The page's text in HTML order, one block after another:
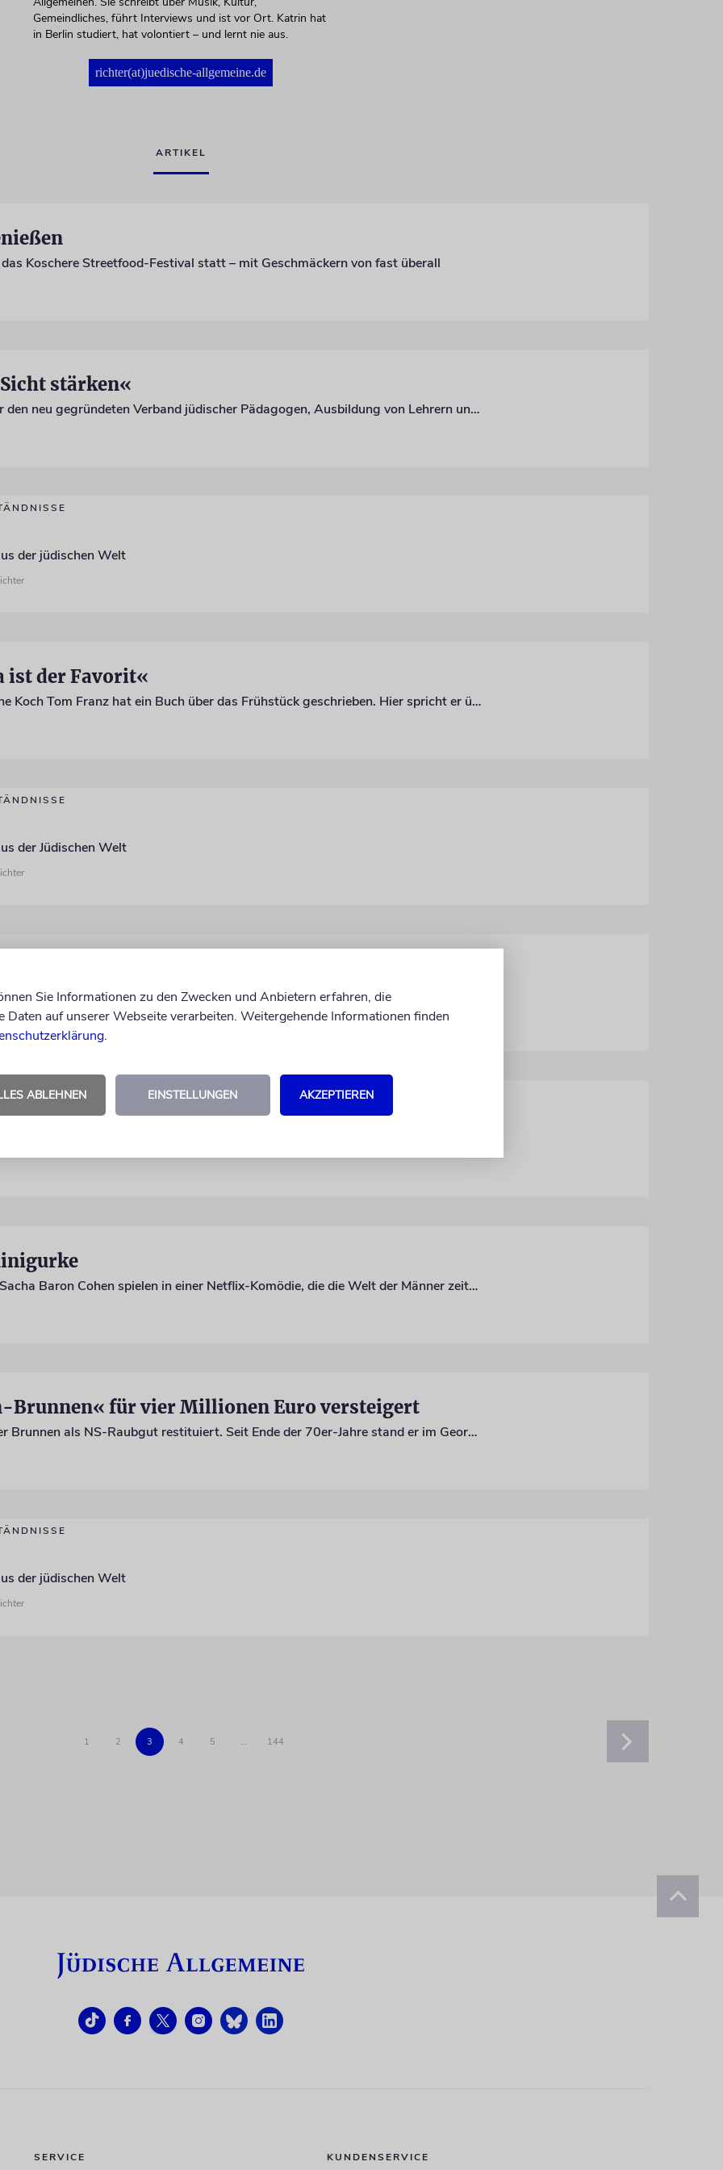
Gemeindliches, führt Interviews und ist vor Ort. Katrin hat
in Berlin studiert, hat volontiert – und lernt nie aus.
richter(at)juedische-allgemeine.de
ARTIKEL
Koschere Streetfood-Festival statt – mit Geschmäckern von fast überall
stärken«
Eduard Steinberg über den neu gegründeten Verband jüdischer Pädagogen, Ausbildung von Lehrern und Fakten statt Meinungen
der jüdischen Welt
ist der Favorit«
Der deutsch-israelische Koch Tom Franz hat ein Buch über das Frühstück geschrieben. Hier spricht er über geflochtenen Lachs, clevere Vorräte und die Frage, warum er die erste Mahlzeit des Tages auslässt
der Jüdischen Welt
Modi Rosenfeld: Shoppen und lachen
Rosamunde Pike und Sacha Baron Cohen spielen in einer Netflix-Komödie, die die Welt der Männer zeitweise mal auf den Kopf stellt
Brunnen« für vier Millionen Euro versteigert
Erst kürzlich wurde der Brunnen als NS-Raubgut restituiert. Seit Ende der 70er-Jahre stand er im Georg Kolbe Museum
der jüdischen Welt
1 2 3 4 5 … 144
KUNDENSERVICE
SERVICE
Sie Informationen zu den Zwecken und Anbietern erfahren, die
Daten auf unserer Webseite verarbeiten. Weitergehende Informationen finden
.
ABLEHNEN EINSTELLUNGEN AKZEPTIEREN